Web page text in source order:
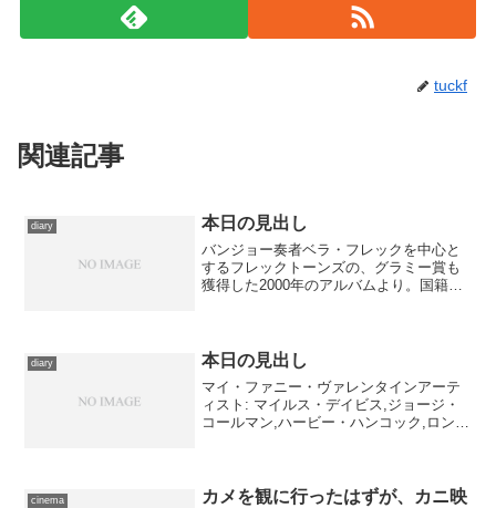
tuckf
関連記事
diary 本日の見出し
バンジョー奏者ベラ・フレックを中心と
するフレックトーンズの、グラミー賞も
獲得した2000年のアルバムより。国籍無
diary 本日の見出し
マイ・ファニー・ヴァレンタインアーテ
ィスト: マイルス・デイビス,ジョージ・
コールマン,ハービー・ハンコック,ロン・
cinema
カメを観に行ったはずが、カニ映